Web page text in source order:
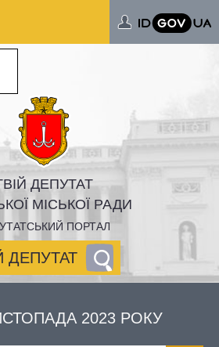
ДЕПУТАТ
МІСЬКОЇ РАДИ
ПОРТАЛ
ДЕПУТАТ
2023 РОКУ